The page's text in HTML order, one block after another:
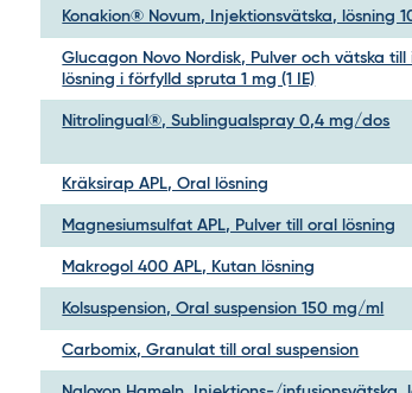
Konakion® Novum, Injektionsvätska, lösning
Glucagon Novo Nordisk, Pulver och vätska till
lösning i förfylld spruta 1 mg (1 IE)
Nitrolingual®, Sublingualspray 0,4 mg/dos
Kräksirap APL, Oral lösning
Magnesiumsulfat APL, Pulver till oral lösning
Makrogol 400 APL, Kutan lösning
Kolsuspension, Oral suspension 150 mg/ml
Carbomix, Granulat till oral suspension